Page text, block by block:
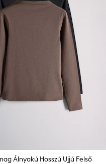
Álnyakú Hosszú Ujjú Felső